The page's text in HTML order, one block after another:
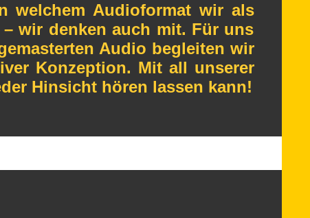
welchem Audioformat wir als
wir denken auch mit. Für uns
Audio begleiten wir
Konzeption. Mit all unserer
Hinsicht hören lassen kann!